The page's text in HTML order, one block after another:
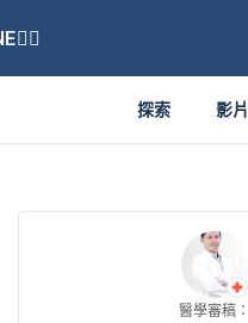
探索 影片
醫學審稿：